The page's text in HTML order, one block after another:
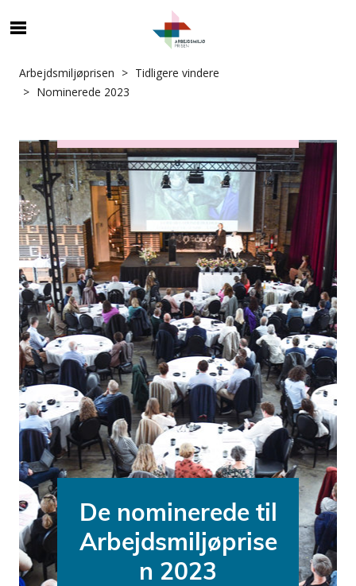
Arbejdsmiljøprisen
Tidligere vindere
Nominerede 2023
De nominerede til
Arbejdsmiljøprise
n 2023